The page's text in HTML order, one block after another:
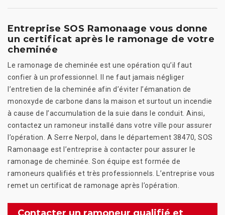
Entreprise SOS Ramonaage vous donne
un certificat après le ramonage de votre
cheminée
Le ramonage de cheminée est une opération qu’il faut
confier à un professionnel. Il ne faut jamais négliger
l’entretien de la cheminée afin d’éviter l’émanation de
monoxyde de carbone dans la maison et surtout un incendie
à cause de l’accumulation de la suie dans le conduit. Ainsi,
contactez un ramoneur installé dans votre ville pour assurer
l’opération. A Serre Nerpol, dans le département 38470, SOS
Ramonaage est l’entreprise à contacter pour assurer le
ramonage de cheminée. Son équipe est formée de
ramoneurs qualifiés et très professionnels. L’entreprise vous
remet un certificat de ramonage après l’opération.